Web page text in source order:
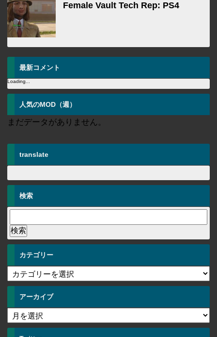
Female Vault Tech Rep: PS4
最新コメント
Loading...
人気のMOD（週）
まだデータがありません。
translate
検索
カテゴリー
アーカイブ